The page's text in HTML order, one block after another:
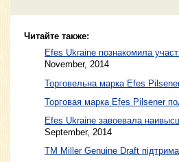
Читайте также:
Efes Ukraine познакомила
November, 2014
Торговельна марка Efes
Торговая марка Efes Pilsener
Efes Ukraine завоевала
September, 2014
TM Miller Genuine Draft